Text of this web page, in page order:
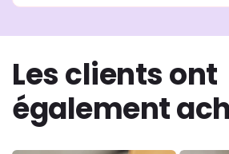
Les clients ont
également